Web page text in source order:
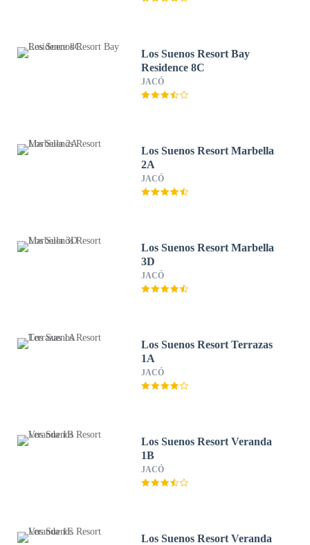
Los Suenos Resort Bay
Residence 8C
JACÓ
Los Suenos Resort Marbella
2A
JACÓ
Los Suenos Resort Marbella
3D
JACÓ
Los Suenos Resort Terrazas
1A
JACÓ
Los Suenos Resort Veranda
1B
JACÓ
Los Suenos Resort Veranda